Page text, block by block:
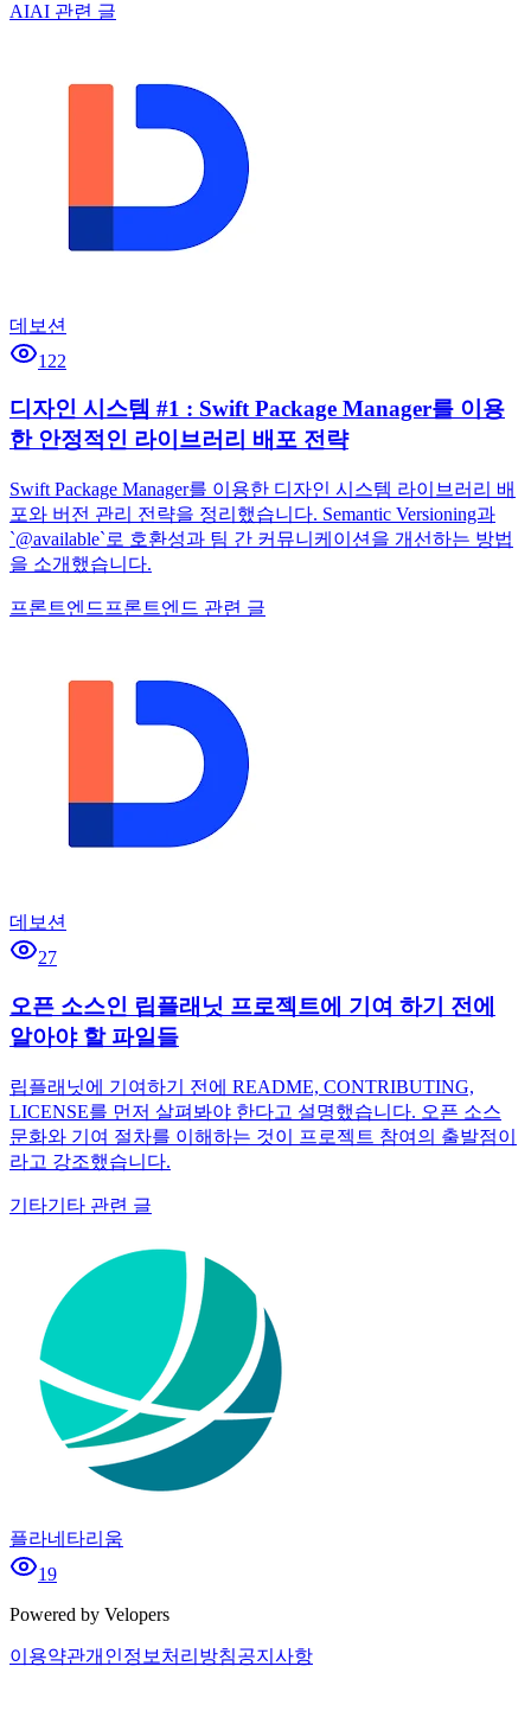
AIAI 관련 글
데보션
122
디자인 시스템 #1 : Swift Package Manager를 이용
한 안정적인 라이브러리 배포 전략
Swift Package Manager를 이용한 디자인 시스템 라이브러리 배
포와 버전 관리 전략을 정리했습니다. Semantic Versioning과
`@available`로 호환성과 팀 간 커뮤니케이션을 개선하는 방법
을 소개했습니다.
프론트엔드 프론트엔드 관련 글
데보션
27
오픈 소스인 립플래닛 프로젝트에 기여 하기 전에
알아야 할 파일들
립플래닛에 기여하기 전에 README, CONTRIBUTING,
LICENSE를 먼저 살펴봐야 한다고 설명했습니다. 오픈 소스
문화와 기여 절차를 이해하는 것이 프로젝트 참여의 출발점이
라고 강조했습니다.
기타기타 관련 글
플라네타리움
19
Powered by Velopers
이용약관개인정보처리방침공지사항